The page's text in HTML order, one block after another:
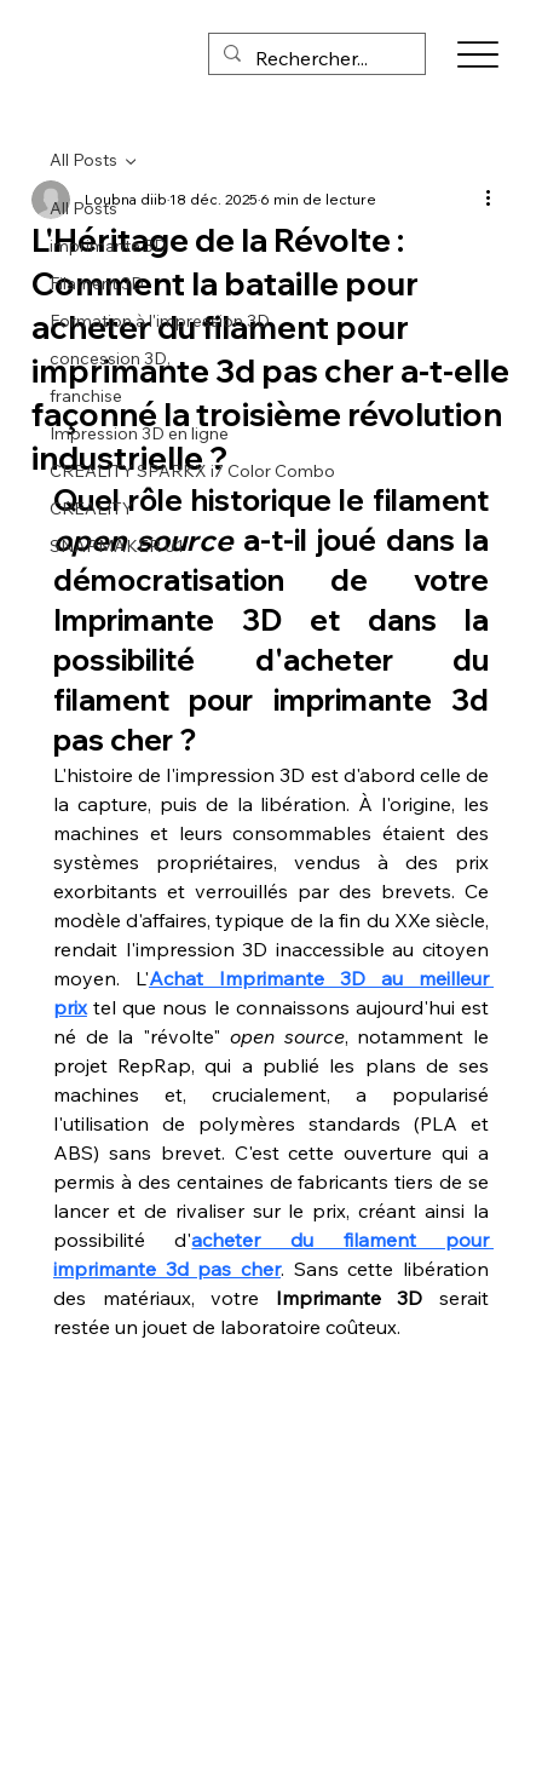
All Posts
imprimante 3D
Filament 3D
Formation à l'impression 3D
concession 3D,
franchise
Impression 3D en ligne
CREALITY SPARKX i7 Color Combo
CREALITY
SNAPMAKER U1
All Posts
L'Héritage de la Révolte :
Comment la bataille pour
acheter du filament pour
imprimante 3d pas cher a-t-elle
façonné la troisième révolution
industrielle ?
Loubna diib18 déc. 20256 min de lecture
open source a-t-il joué dans la
démocratisation de votre
Imprimante 3D et dans la
possibilité d'acheter du
filament pour imprimante 3d
pas cher ?
L'histoire de l'impression 3D est d'abord celle de
la capture, puis de la libération. À l'origine, les
machines et leurs consommables étaient des
systèmes propriétaires, vendus à des prix
exorbitants et verrouillés par des brevets. Ce
modèle d'affaires, typique de la fin du XXe siècle,
rendait l'impression 3D inaccessible au citoyen
moyen. L'Achat Imprimante 3D au meilleur
prix tel que nous le connaissons aujourd'hui est
né de la "révolte" open source, notamment le
projet RepRap, qui a publié les plans de ses
machines et, crucialement, a popularisé
l'utilisation de polymères standards (PLA et
ABS) sans brevet. C'est cette ouverture qui a
permis à des centaines de fabricants tiers de se
lancer et de rivaliser sur le prix, créant ainsi la
possibilité d'acheter du filament pour
imprimante 3d pas cher. Sans cette libération
des matériaux, votre Imprimante 3D serait
restée un jouet de laboratoire coûteux.